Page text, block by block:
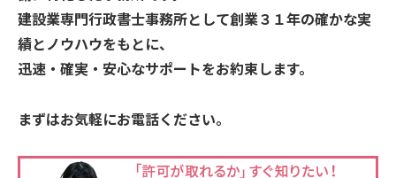
建設業専門行政書士事務所として創業３１年の確かな実
績とノウハウをもとに、
迅速・確実・安心なサポートをお約束します。
まずはお気軽にお電話ください。